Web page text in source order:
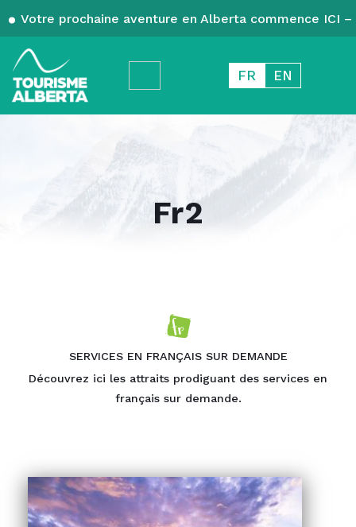
Votre prochaine aventure en Alberta commence ICI
FR EN
Fr2
SERVICES EN FRANÇAIS SUR DEMANDE
Découvrez ici les attraits prodiguant des services en
français sur demande.